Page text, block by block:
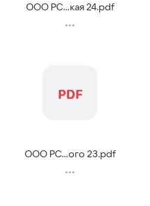
ООО РС...кая 24.pdf
ООО РС...ого 23.pdf